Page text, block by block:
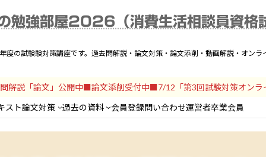
勉強部屋2026（消費生活相談員資格
の試験験対策講座です。過去問解説・論文対策・論文添削・動画解説・オン
解説「論文」公開中■論文添削受付中■7/12「第3回試験対策オンラ
スト論文対策 過去の資料 会員登録問い合わせ運営者卒業会員